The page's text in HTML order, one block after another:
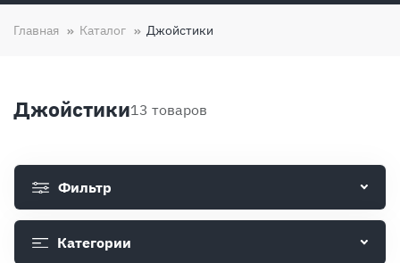
Вопросы и ответы
Отзывы
Доставка
Главная Каталог Джойстики
Джойстики13 товаров
Фильтр
Категории